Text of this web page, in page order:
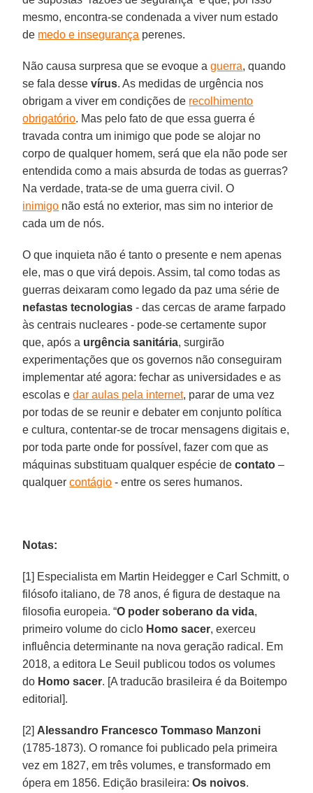
mesmo, encontra-se condenada a viver num estado
de medo e insegurança perenes.
Não causa surpresa que se evoque aguerra, quando
se fala dessevírus. As medidas de urgência nos
obrigam a viver em condições de recolhimento
obrigatório. Mas pelo fato de que essa guerra é
travada contra um inimigo que pode se alojar no
corpo de qualquer homem, será que ela não pode ser
entendida como a mais absurda de todas as guerras?
Na verdade, trata-se de uma guerra civil. O
inimigo não está no exterior, mas sim no interior de
cada um de nós.
O que inquieta não é tanto o presente e nem apenas
ele, mas o que virá depois. Assim, tal como todas as
guerras deixaram como legado da paz uma série de
nefastas tecnologias - das cercas de arame farpado
às centrais nucleares - pode-se certamente supor
que, após a urgência sanitária, surgirão
experimentações que os governos não conseguiram
implementar até agora: fechar as universidades e as
escolas edar aulas pela internet, parar de uma vez
por todas de se reunir e debater em conjunto política
e cultura, contentar-se de trocar mensagens digitais e,
por toda parte onde for possível, fazer com que as
máquinas substituam qualquer espécie decontato –
qualquercontágio - entre os seres humanos.
Notas:
[1] Especialista em Martin Heidegger e Carl Schmitt, o
filósofo italiano, de 78 anos, é figura de destaque na
filosofia europeia. “O poder soberano da vida,
primeiro volume do ciclo Homo sacer, exerceu
influência determinante na nova geração radical. Em
2018, a editora Le Seuil publicou todos os volumes
do Homo sacer. [A traducão brasileira é da Boitempo
editorial].
[2] Alessandro Francesco Tommaso Manzoni
(1785-1873). O romance foi publicado pela primeira
vez em 1827, em três volumes, e transformado em
ópera em 1856. Edição brasileira:Os noivos.